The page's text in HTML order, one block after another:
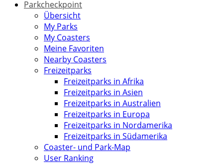
Parkcheckpoint
Übersicht
My Parks
My Coasters
Meine Favoriten
Nearby Coasters
Freizeitparks
Freizeitparks in Afrika
Freizeitparks in Asien
Freizeitparks in Australien
Freizeitparks in Europa
Freizeitparks in Nordamerika
Freizeitparks in Südamerika
Coaster- und Park-Map
User Ranking